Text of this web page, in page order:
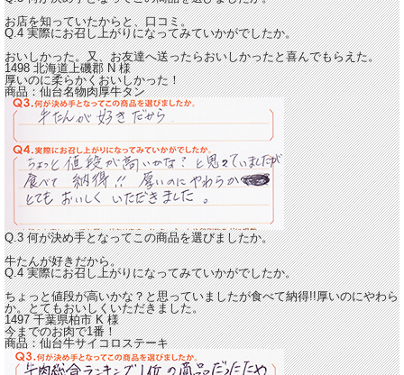
お店を知っていたからと、口コミ。
Q.4 実際にお召し上がりになってみていかがでしたか。
おいしかった。又、お友達へ送ったらおいしかったと喜んでもらえた。
1498 北海道上磯郡N様
厚いのに柔らかくおいしかった！
商品：仙台名物肉厚牛タン
Q.3 何が決め手となってこの商品を選びましたか。
牛たんが好きだから。
Q.4 実際にお召し上がりになってみていかがでしたか。
ちょっと値段が高いかな？と思っていましたが食べて納得!!厚いのにやわら
か。とてもおいしくいただきました。
1497 千葉県柏市K様
今までのお肉で1番！
商品：仙台牛サイコロステーキ